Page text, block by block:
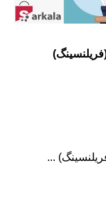
...